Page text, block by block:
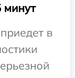
минут
в